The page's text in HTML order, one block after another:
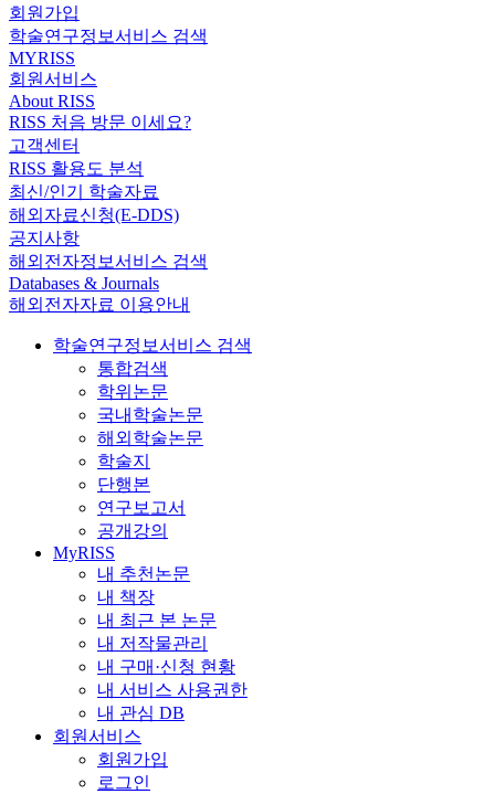
회원가입
학술연구정보서비스 검색
MYRISS
회원서비스
About RISS
RISS 처음 방문 이세요?
고객센터
RISS 활용도 분석
최신/인기 학술자료
해외자료신청(E-DDS)
공지사항
해외전자정보서비스 검색
Databases & Journals
해외전자자료 이용안내
학술연구정보서비스 검색
통합검색
학위논문
국내학술논문
해외학술논문
학술지
단행본
연구보고서
공개강의
MyRISS
내 추천논문
내 책장
내 최근 본 논문
내 저작물관리
내 구매·신청 현황
내 서비스 사용권한
내 관심 DB
회원서비스
회원가입
로그인